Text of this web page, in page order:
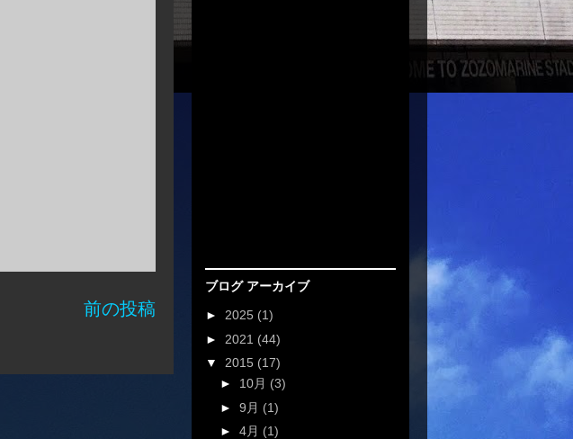
前の投稿
ブログ アーカイブ
► 2025 (1)
► 2021 (44)
▼ 2015 (17)
► 10月 (3)
►9月 (1)
►4月 (1)